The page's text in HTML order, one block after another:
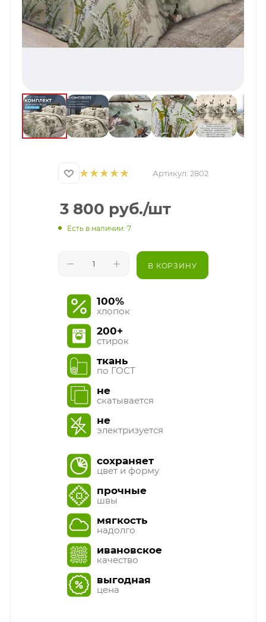
Артикул: 2802
3 800 руб./шт
Есть в наличии: 7
В КОРЗИНУ
100%
хлопок
200+
стирок
ткань
по ГОСТ
не
скатывается
не
электризуется
сохраняет
цвет и форму
прочные
швы
мягкость
надолго
ивановское
качество
выгодная
цена